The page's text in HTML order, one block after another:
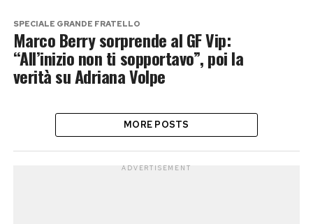
SPECIALE GRANDE FRATELLO
Marco Berry sorprende al GF Vip:
“All’inizio non ti sopportavo”, poi la
verità su Adriana Volpe
MORE POSTS
ADVERTISEMENT